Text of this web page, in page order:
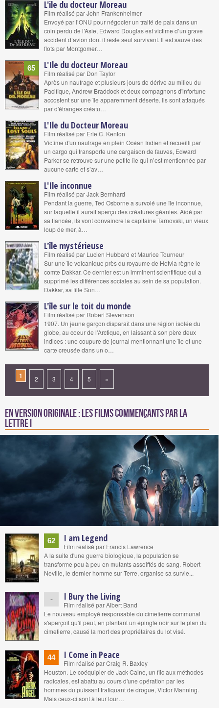
L'ile du docteur Moreau
Film réalisé par John Frankenheimer
Envoyé par l’ONU pour négocier un traité de paix dans un
coin perdu de l’Asie, Edward Douglas est victime d’un grave
accident d’avion dont il reste seul survivant. Il est sauvé des
flots par Montgomer…
65 L'Ile du docteur Moreau
Film réalisé par Don Taylor
Après un naufrage et plusieurs jours de dérive au milieu du
Pacifique, Andrew Braddock et deux compagnons d'infortune
accostent sur une île apparemment déserte. Ils sont attaqués
par d'étranges créatu…
L'Ile du Docteur Moreau
Film réalisé par Erle C. Kenton
Victime d'un naufrage en plein Océan Indien et recueilli par
un cargo qui transporte une cargaison de fauves, Edward
Parker se retrouve sur une petite île qui n’est mentionnée par
aucune carte et s’av…
L'Ile inconnue
Film réalisé par Jack Bernhard
Pendant la guerre, Ted Osborne a survolé une île inconnue,
sur laquelle il aurait aperçu des créatures géantes. Aidé par
sa fiancée, ils vont convaincre la capitaine Tarnovski, un vieux
loup de mer, à…
L'île mystérieuse
Film réalisé par Lucien Hubbard et Maurice Tourneur
Sur une île volcanique près du royaume de Hetvia règne le
comte Dakkar. Ce dernier est un imminent scientifique qui a
supprimé les différences sociales au sein de sa population.
Dakkar, sa fille Son…
L'île sur le toit du monde
Film réalisé par Robert Stevenson
1907. Un jeune garçon disparaît dans une région isolée du
globe, au coeur de l'Arctique, en laissant à son père deux
indices : une coupure de journal mentionnant une île et une
carte creusée dans un o…
1 2 3 4 5 »
En version originale : Les films commençants par la
lettre I
62 I am Legend
Film réalisé par Francis Lawrence
A la suite d'une guerre biologique, la population se
transforme peu à peu en mutants assoiffés de sang. Robert
Neville, le dernier homme sur Terre, organise sa survie...
- I Bury the Living
Film réalisé par Albert Band
Le nouveau employé responsable du cimetierre communal
s'aperçoit qu'il peut, en plantant un épingle noir sur le plan du
cimetierre, causé la mort des propriétaires du lot visé.
44 I Come in Peace
Film réalisé par Craig R. Baxley
Houston. Le coéquipier de Jack Caine, un flic aux méthodes
radicales, est abattu au cours d'une opération par les
hommes du puissant trafiquant de drogue, Victor Manning.
Mais ceux-ci sont à leur tour…